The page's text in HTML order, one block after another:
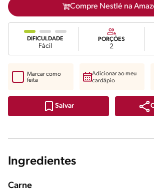
Compre Nestlé na
DIFICULDADE
Fácil
PORÇÕES
2
Salvar
Marcar como
feita
Adicionar ao meu
cardápio
Ingredientes
Carne